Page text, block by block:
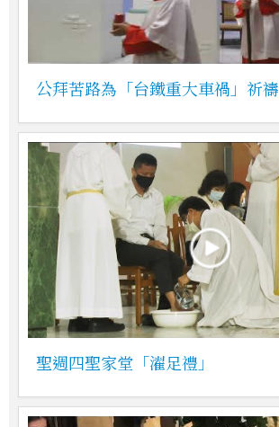
公拜苦路為「台鐵重大車禍」祈禱
聖週四聖家堂「濯足禮」